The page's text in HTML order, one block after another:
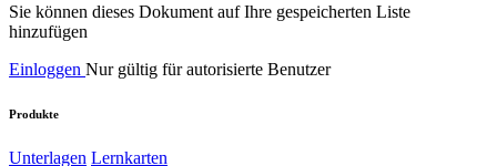
Sie können dieses Dokument auf Ihre gespeicherten Liste
hinzufügen
Einloggen Nur gültig für autorisierte Benutzer
Produkte
Unterlagen Lernkarten